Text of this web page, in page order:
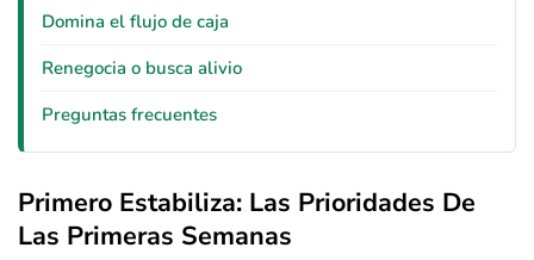
Domina el flujo de caja
Renegocia o busca alivio
Preguntas frecuentes
Primero Estabiliza: Las Prioridades De
Las Primeras Semanas